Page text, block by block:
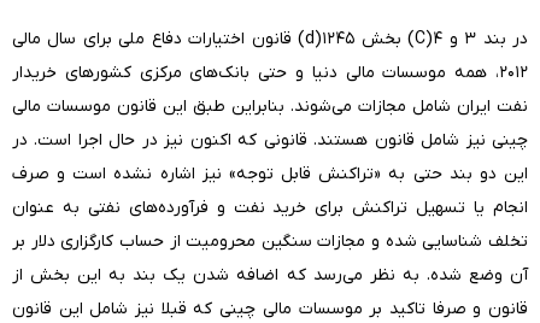
در بند ۳ و ۴(C) بخش ۱۲۴۵(d) قانون اختیارات دفاع ملی برای سال مالی
۲۰۱۲، همه موسسات مالی دنیا و حتی بانک‌های مرکزی کشورهای خریدار
نفت ایران شامل مجازات می‌شوند. بنابراین طبق این قانون موسسات مالی
چینی نیز شامل قانون هستند. قانونی که اکنون نیز در حال اجرا است. در
این دو بند حتی به «تراکنش قابل توجه» نیز اشاره نشده است و صرف
انجام یا تسهیل تراکنش برای خرید نفت و فرآورده‌های نفتی به عنوان
تخلف شناسایی شده و مجازات سنگین محرومیت از حساب کارگزاری دلار بر
آن وضع شده. به نظر می‌رسد که اضافه شدن یک بند به این بخش از
قانون و صرفا تاکید بر موسسات مالی چینی که قبلا نیز شامل این قانون